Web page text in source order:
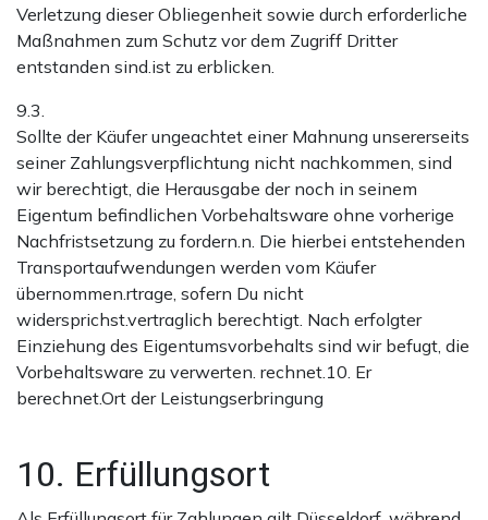
Verletzung dieser Obliegenheit sowie durch erforderliche
Maßnahmen zum Schutz vor dem Zugriff Dritter
entstanden sind.ist zu erblicken.
9.3.
Sollte der Käufer ungeachtet einer Mahnung unsererseits
seiner Zahlungsverpflichtung nicht nachkommen, sind
wir berechtigt, die Herausgabe der noch in seinem
Eigentum befindlichen Vorbehaltsware ohne vorherige
Nachfristsetzung zu fordern.n. Die hierbei entstehenden
Transportaufwendungen werden vom Käufer
übernommen.rtrage, sofern Du nicht
widersprichst.vertraglich berechtigt. Nach erfolgter
Einziehung des Eigentumsvorbehalts sind wir befugt, die
Vorbehaltsware zu verwerten. rechnet.10. Er
berechnet.Ort der Leistungserbringung
10. Erfüllungsort